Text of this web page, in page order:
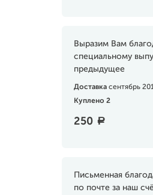
Выразим Вам
специальному
предыдущее
Доставка сентябрь
Куплено 2
250 a
Письменная
по почте за наш